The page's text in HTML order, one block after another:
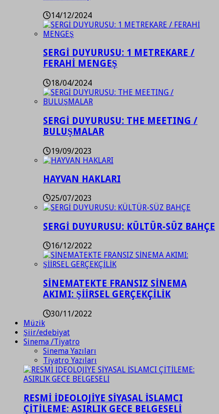
14/12/2024
SERGİ DUYURUSU: 1 METREKARE /
FERAHİ MENGEŞ
18/04/2024
SERGİ DUYURUSU: THE MEETING /
BULUŞMALAR
19/09/2023
HAYVAN HAKLARI
25/07/2023
SERGİ DUYURUSU: KÜLTÜR-SÜZ BAHÇE
16/12/2022
SİNEMATEKTE FRANSIZ SİNEMA
AKIMI: ŞİİRSEL GERÇEKÇİLİK
30/11/2022
Müzik
Şiir/edebiyat
Sinema /Tiyatro
Sinema Yazıları
Tiyatro Yazıları
RESMİ İDEOLOJİYE SİYASAL İSLAMCI
ÇİTİLEME: ASIRLIK GECE BELGESELİ